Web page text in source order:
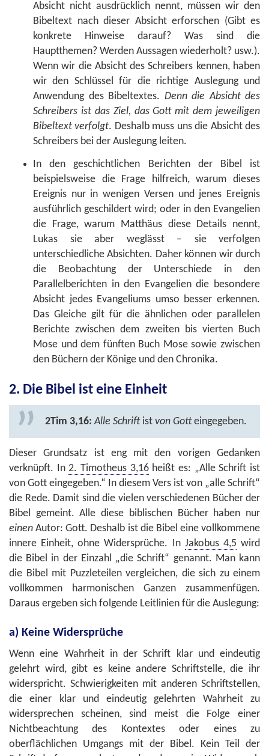
Absicht nicht ausdrücklich nennt, müssen wir den
Bibeltext nach dieser Absicht erforschen (Gibt es
konkrete Hinweise darauf? Was sind die
Hauptthemen? Werden Aussagen wiederholt? usw.).
Wenn wir die Absicht des Schreibers kennen, haben
wir den Schlüssel für die richtige Auslegung und
Anwendung des Bibeltextes. Denn die Absicht des
Schreibers ist das Ziel, das Gott mit dem jeweiligen
Bibeltext verfolgt. Deshalb muss uns die Absicht des
Schreibers bei der Auslegung leiten.
In den geschichtlichen Berichten der Bibel ist
beispielsweise die Frage hilfreich, warum dieses
Ereignis nur in wenigen Versen und jenes Ereignis
ausführlich geschildert wird; oder in den Evangelien
die Frage, warum Matthäus diese Details nennt,
Lukas sie aber weglässt – sie verfolgen
unterschiedliche Absichten. Daher können wir durch
die Beobachtung der Unterschiede in den
Parallelberichten in den Evangelien die besondere
Absicht jedes Evangeliums umso besser erkennen.
Das Gleiche gilt für die ähnlichen oder parallelen
Berichte zwischen dem zweiten bis vierten Buch
Mose und dem fünften Buch Mose sowie zwischen
den Büchern der Könige und den Chronika.
2. Die Bibel ist eine Einheit
2Tim 3,16: Alle Schriftist von Gotteingegeben.
Dieser Grundsatz ist eng mit den vorigen Gedanken
verknüpft. In2. Timotheus 3,16heißt es: „Alle Schrift ist
von Gott eingegeben.“ In diesem Vers ist von „alle Schrift“
die Rede. Damit sind die vielen verschiedenen Bücher der
Bibel gemeint. Alle diese biblischen Bücher haben nur
einen Autor: Gott. Deshalb ist die Bibel eine vollkommene
innere Einheit, ohne Widersprüche. In Jakobus 4,5 wird
die Bibel in der Einzahl „die Schrift“ genannt. Man kann
die Bibel mit Puzzleteilen vergleichen, die sich zu einem
vollkommen harmonischen Ganzen zusammenfügen.
Daraus ergeben sich folgende Leitlinien für die Auslegung:
a) Keine Widersprüche
Wenn eine Wahrheit in der Schrift klar und eindeutig
gelehrt wird, gibt es keine andere Schriftstelle, die ihr
widerspricht. Schwierigkeiten mit anderen Schriftstellen,
die einer klar und eindeutig gelehrten Wahrheit zu
widersprechen scheinen, sind meist die Folge einer
Nichtbeachtung des Kontextes oder eines zu
oberflächlichen Umgangs mit der Bibel. Kein Teil der